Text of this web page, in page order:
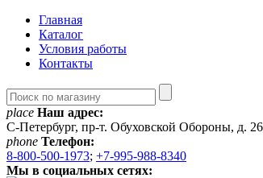
Главная
Каталог
Условия работы
Контакты
place Наш адрес:
С-Петербург, пр-т. Обуховской Обороны, д.
phone Телефон:
8-800-500-1973; +7-995-988-8340
Мы в социальных сетях: